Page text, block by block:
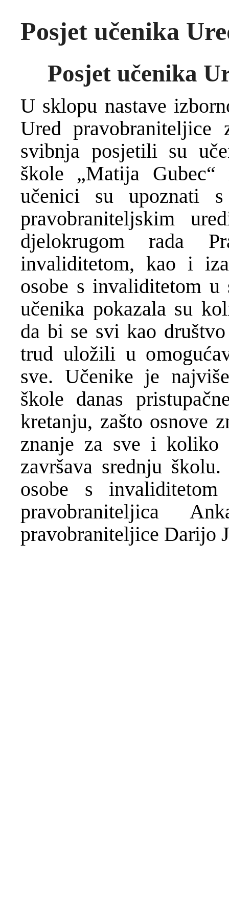
Posjet učenika
Posjet učenika
U sklopu nastave
Ured
svibnja posjetili su
škole „Matija
učenici su upoznati s
pravobraniteljskim
djelokrugom rada
invaliditetom, kao i
osobe s invaliditetom u
učenika pokazala su
da bi se svi kao
trud uložili u
sve. Učenike je
škole danas
kretanju, zašto osnove
znanje za sve i koliko
završava srednju
osobe s
pravobraniteljica
pravobraniteljice Darijo